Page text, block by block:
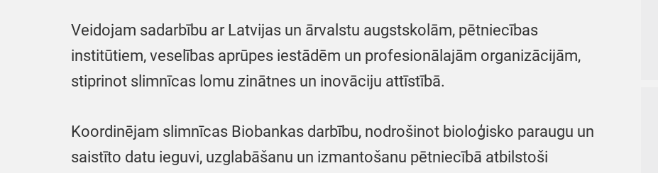
Veidojam sadarbību ar Latvijas un ārvalstu augstskolām, pētniecības
institūtiem, veselības aprūpes iestādēm un profesionālajām organizācijām,
stiprinot slimnīcas lomu zinātnes un inovāciju attīstībā.
Koordinējam slimnīcas Biobankas darbību, nodrošinot bioloģisko paraugu un
saistīto datu ieguvi, uzglabāšanu un izmantošanu pētniecībā atbilstoši